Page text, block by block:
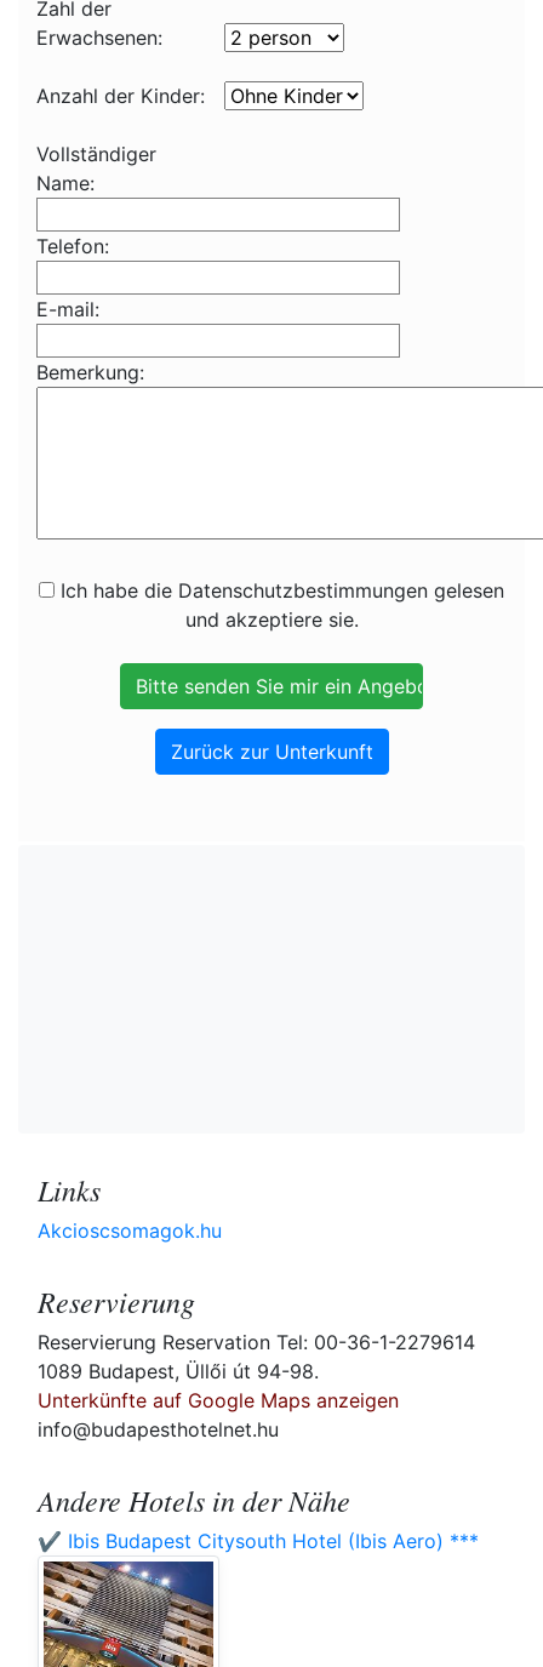
Zahl der
Erwachsenen:
Anzahl der Kinder:
Vollständiger
Name:
Telefon:
E-mail:
Bemerkung:
Ich habe die Datenschutzbestimmungen gelesen
und akzeptiere sie.
Zurück zur Unterkunft
Links
Akcioscsomagok.hu
Reservierung
Reservierung Reservation Tel: 00-36-1-2279614
1089 Budapest, Üllői út 94-98.
Unterkünfte auf Google Maps anzeigen
info@budapesthotelnet.hu
Andere Hotels in der Nähe
✔️ Ibis Budapest Citysouth Hotel (Ibis Aero) ***